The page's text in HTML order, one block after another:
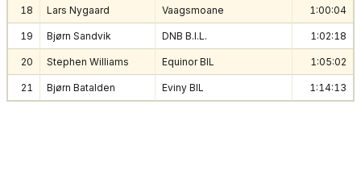
18 Lars Nygaard Vaagsmoane 1:00:04
19 Bjørn Sandvik DNB B.I.L. 1:02:18
20 Stephen Williams Equinor BIL 1:05:02
21 Bjørn Batalden Eviny BIL 1:14:13